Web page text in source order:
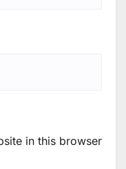
in this browser